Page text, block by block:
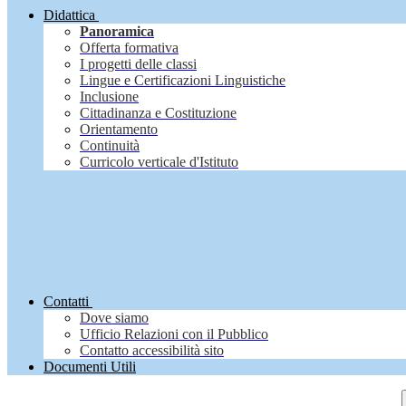
Didattica
Panoramica
Offerta formativa
I progetti delle classi
Lingue e Certificazioni Linguistiche
Inclusione
Cittadinanza e Costituzione
Orientamento
Continuità
Curricolo verticale d'Istituto
Contatti
Dove siamo
Ufficio Relazioni con il Pubblico
Contatto accessibilità sito
Documenti Utili